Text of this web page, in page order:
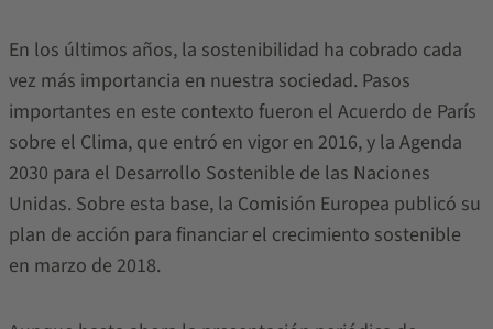
En los últimos años, la sostenibilidad ha cobrado cada
vez más importancia en nuestra sociedad. Pasos
importantes en este contexto fueron el Acuerdo de París
sobre el Clima, que entró en vigor en 2016, y la Agenda
2030 para el Desarrollo Sostenible de las Naciones
Unidas. Sobre esta base, la Comisión Europea publicó su
plan de acción para financiar el crecimiento sostenible
en marzo de 2018.